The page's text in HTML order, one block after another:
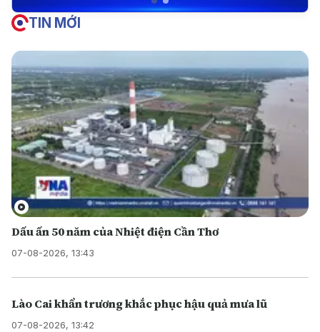
TIN MỚI
Dấu ấn 50 năm của Nhiệt điện Cần Thơ
07-08-2026, 13:43
Lào Cai khẩn trương khắc phục hậu quả mưa lũ
07-08-2026, 13:42